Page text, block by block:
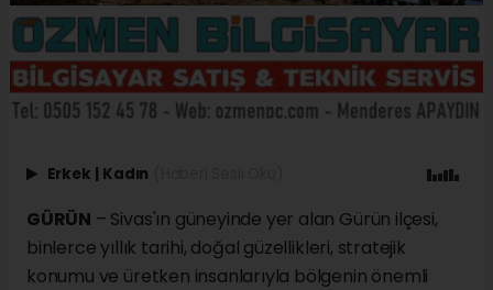
Erkek | Kadın
GÜRÜN – Sivas'ın güneyinde yer alan Gürün ilçesi,
binlerce yıllık tarihi, doğal güzellikleri, stratejik
konumu ve üretken insanlarıyla bölgenin önemli